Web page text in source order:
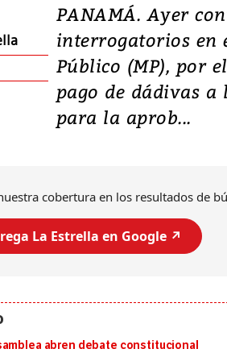
PANAMÁ. Ayer
interrogatorios en
Público (MP), por
pago de dádivas a
para la aprob...
cobertura en los resultados de
La Estrella en Google ↗️
abren debate constitucional
Video,
deja
daños en
al sur de